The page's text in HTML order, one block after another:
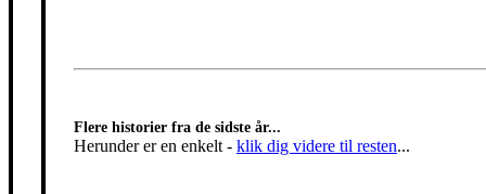
Flere historier fra de sidste år...
Herunder er en enkelt - klik dig videre til resten...